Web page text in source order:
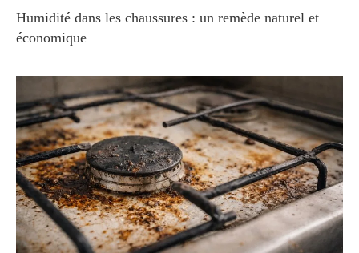
Humidité dans les chaussures : un remède naturel et
économique